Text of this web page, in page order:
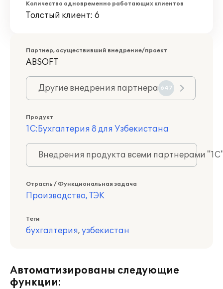
Количество одновременно работающих клиентов
Толстый клиент: 6
Партнер, осуществивший внедрение/проект
ABSOFT
Другие внедрения партнера 647
Продукт
1С:Бухгалтерия 8 для Узбекистана
Внедрения продукта всеми партнерами
Отрасль / Функциональная задача
Производство, ТЭК
Теги
бухгалтерия, узбекистан
Автоматизированы следующие
функции: